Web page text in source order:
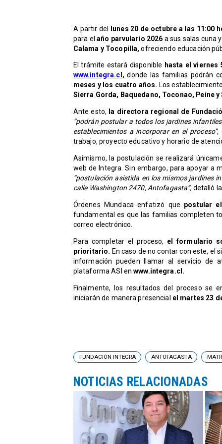
A partir del lunes 20 de octubre a las 11:00
para el año parvulario 2026 a sus salas cuna
Calama y Tocopilla,ofreciendo educación
El trámite estará disponible hasta el
www.integra.cl , donde las familias podrán
meses y los cuatro años. Los
Sierra Gorda, Baquedano, Toconao, Peine y
Ante esto, la directora regional de
“podrán postular a todos los jardines
establecimientos a incorporar en el proceso”,
trabajo, proyecto educativo y horario de
Asimismo, la postulación se realizará
web de Integra. Sin embargo, para apoyar a
“postulación asistida en los mismos jardines
calle Washington 2470, Antofagasta”, detalló
Órdenes Mundaca enfatizó que postular
fundamental es que las familias completen
correo electrónico.
Para completar el proceso, el formulario
prioritario. En caso de no contar con este, el
información pueden llamar al servicio de
plataforma ASI enwww.integra.cl.
Finalmente, los resultados del proceso se
iniciarán de manera presencial el martes 23
FUNDACIÓN INTEGRA ANTOFAGASTA
NOTICIAS RELACIONADAS